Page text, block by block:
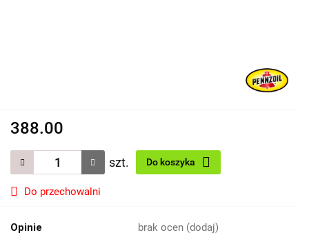
388.00
szt. Do koszyka
Do przechowalni
Opinie brak ocen (dodaj)